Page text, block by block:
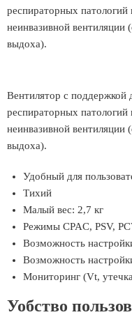
респираторных
неинвазивной вентиляции
выдоха).
Вентилятор с поддержкой
респираторных
неинвазивной вентиляции
выдоха).
Удобный для
Тихий
Малый вес: 2,7 кг
Режимы CPAC, PSV,
Возможность
Возможность
Мониторинг (Vt,
Уобство